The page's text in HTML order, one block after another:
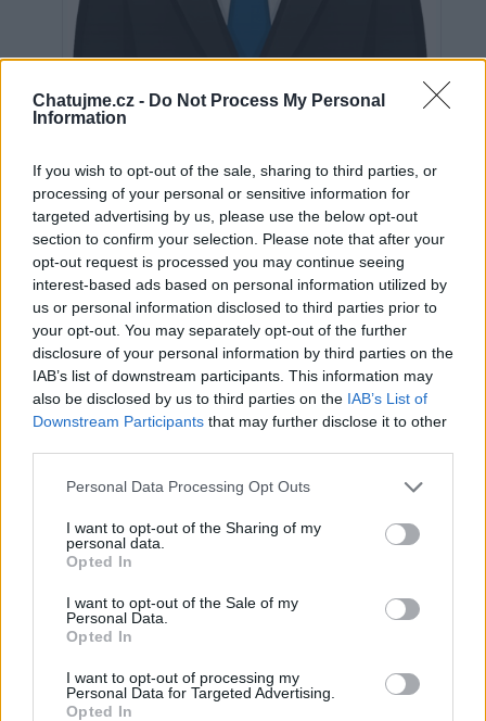
Chatujme.cz - Do Not Process My Personal
Information
If you wish to opt-out of the sale, sharing to third parties, or
processing of your personal or sensitive information for
targeted advertising by us, please use the below opt-out
section to confirm your selection. Please note that after your
opt-out request is processed you may continue seeing
interest-based ads based on personal information utilized by
us or personal information disclosed to third parties prior to
your opt-out. You may separately opt-out of the further
disclosure of your personal information by third parties on the
IAB’s list of downstream participants. This information may
also be disclosed by us to third parties on the IAB’s List of
Downstream Participants that may further disclose it to other
Personal Data Processing Opt Outs
I want to opt-out of the Sharing of my
personal data.
Opted In
I want to opt-out of the Sale of my
Personal Data.
Opted In
I want to opt-out of processing my
Personal Data for Targeted Advertising.
Opted In
Neověřeno
0 uživatelům se líbí
Věk: 21
Kontakt
Napsat uživateli vzkaz
Informace o profilu a chatu
Registrace od: 20.02.2026 11:58
Naposledy aktivní : 20.02.2026 20:43
Prochatováno
: 0.37 hod.
Počet přátel: 0
Oblibené místnosti: Žádné
Sledované diskuze